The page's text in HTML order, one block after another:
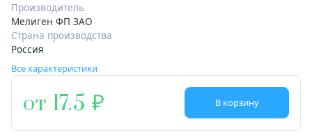
Производитель
Мелиген ФП ЗАО
Страна производства
Россия
Все характеристики
от 17.5 В корзину